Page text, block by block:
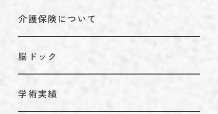
アクセス
リハビリテーション科
介護保険について
脳ドック
学術実績